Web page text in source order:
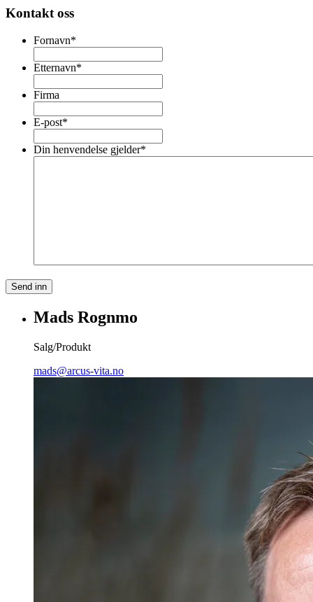
Kontakt oss
Fornavn*
Etternavn*
Firma
E-post*
Din henvendelse gjelder*
Send inn
Mads Rognmo
Salg/Produkt
mads@arcus-vita.no